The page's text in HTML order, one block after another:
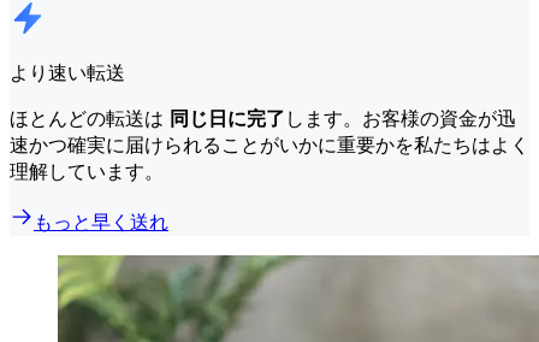
より速い転送
ほとんどの転送は 同じ日に完了 します。お客様の資金が迅
速かつ確実に届けられることがいかに重要かを私たちはよく
理解しています。
もっと早く送れ